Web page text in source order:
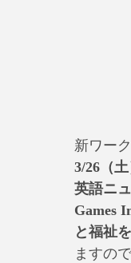
新ワー
3/26（
英語ニ
Games
と福祉を
ますの